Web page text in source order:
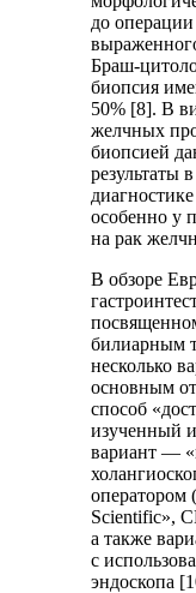
до
Браш-
биопсия
50% [8]. В
желчных
биопсией
результаты
особенно у
на рак
В обзоре
билиарным
несколько
основным
способ
изученный
вариант —
оператором
Scientific»,
а также
с
эндоскопа